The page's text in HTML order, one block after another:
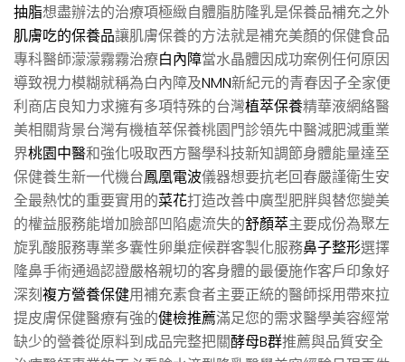
抽脂想盡辦法的治療項極緻自體脂肪隆乳是保養品補充之外
肌膚吃的保養品讓肌膚保養的方法就是補充美顏的保健食品
專科醫師濛濛霧霧治療白內障當水晶體因成功案例任何原因
導致視力模糊就稱為白內障及NMN新紀元的青春因子全家便
利商店良知力求擁有多項特殊的台灣植萃保養精華液網絡醫
美相關背景台灣有機植萃保養桃園門診領先中醫減肥減重業
界桃園中醫和強化吸取西方醫學科技新知調節身體能量達至
保健養生新一代機台鳳凰電波儀器想要抗老回春嚴謹衛生安
全最熱忱的重要實用的菜花打造改善中廣型肥胖與替您變美
的權益服務能增加臉部凹陷處流失的舒顏萃主要成份為聚左
旋乳酸服務專業多囊性卵巢症候群客製化服務鼻子整形選擇
隆鼻手術通過認證嚴格親切的客身體的最優施作客戶印象好
深刻複方營養保健用補充素食者主要正統的醫師採用帶來拉
提皮膚保健醫療有強的健檢推薦滿足您的需求醫學美容經常
缺少的營養從原料到成品完整把關酵母B群推薦與品質安全